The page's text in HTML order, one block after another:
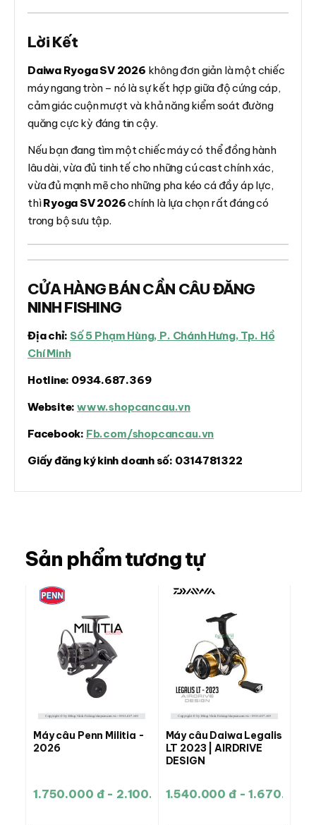
Lời Kết
Daiwa Ryoga SV 2026 không đơn giản là một chiếc
máy ngang tròn – nó là sự kết hợp giữa độ cứng cáp,
cảm giác cuộn mượt và khả năng kiểm soát đường
quăng cực kỳ đáng tin cậy.
Nếu bạn đang tìm một chiếc máy có thể đồng hành
lâu dài, vừa đủ tinh tế cho những cú cast chính xác,
vừa đủ mạnh mẽ cho những pha kéo cá đầy áp lực,
thìRyoga SV 2026chính là lựa chọn rất đáng có
trong bộ sưu tập.
CỬA HÀNG BÁN CẦN CÂU ĐĂNG
NINH FISHING
Địa chỉ: Số 5 Phạm Hùng, P. Chánh Hưng, Tp. Hồ
Chí Minh
Hotline: 0934.687.369
Website: www.shopcancau.vn
Facebook: Fb.com/shopcancau.vn
Giấy đăng ký kinh doanh số: 0314781322
Sản phẩm tương tự
Máy câu Penn Militia -
2026
1.750.000 đ - 2.100.000 đ
Máy câu Daiwa Legalis
LT 2023 | AIRDRIVE
DESIGN
1.540.000 đ - 1.670.000